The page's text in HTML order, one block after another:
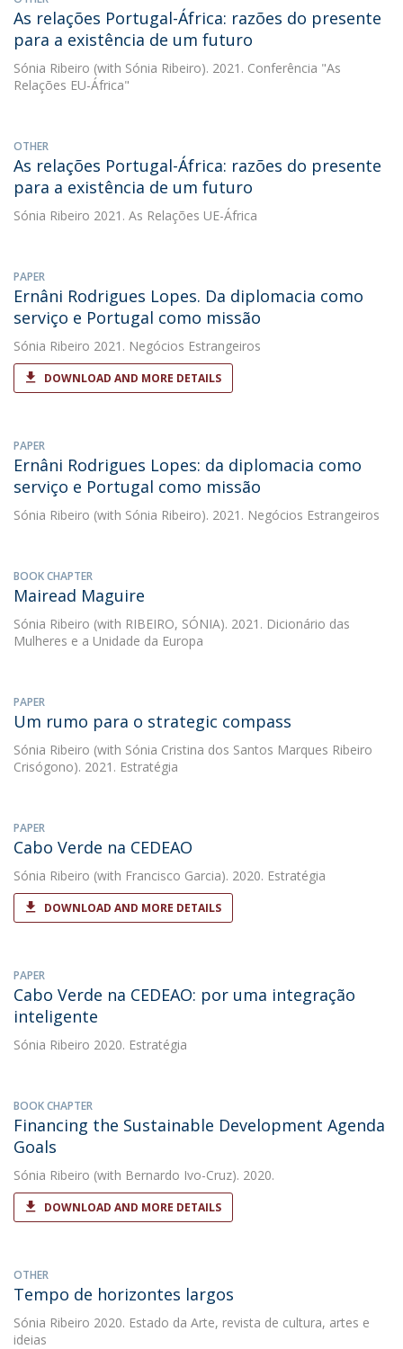
As relações Portugal-África: razões do presente
para a existência de um futuro
Sónia Ribeiro (with Sónia Ribeiro). 2021. Conferência "As
Relações EU-África"
OTHER
As relações Portugal-África: razões do presente
para a existência de um futuro
Sónia Ribeiro 2021. As Relações UE-África
PAPER
Ernâni Rodrigues Lopes. Da diplomacia como
serviço e Portugal como missão
Sónia Ribeiro 2021. Negócios Estrangeiros
DOWNLOAD AND MORE DETAILS
PAPER
Ernâni Rodrigues Lopes: da diplomacia como
serviço e Portugal como missão
Sónia Ribeiro (with Sónia Ribeiro). 2021. Negócios Estrangeiros
BOOK CHAPTER
Mairead Maguire
Sónia Ribeiro (with RIBEIRO, SÓNIA). 2021. Dicionário das
Mulheres e a Unidade da Europa
PAPER
Um rumo para o strategic compass
Sónia Ribeiro (with Sónia Cristina dos Santos Marques Ribeiro
Crisógono). 2021. Estratégia
PAPER
Cabo Verde na CEDEAO
Sónia Ribeiro (with Francisco Garcia). 2020. Estratégia
DOWNLOAD AND MORE DETAILS
PAPER
Cabo Verde na CEDEAO: por uma integração
inteligente
Sónia Ribeiro 2020. Estratégia
BOOK CHAPTER
Financing the Sustainable Development Agenda
Goals
Sónia Ribeiro (with Bernardo Ivo-Cruz). 2020.
DOWNLOAD AND MORE DETAILS
OTHER
Tempo de horizontes largos
Sónia Ribeiro 2020. Estado da Arte, revista de cultura, artes e
ideias